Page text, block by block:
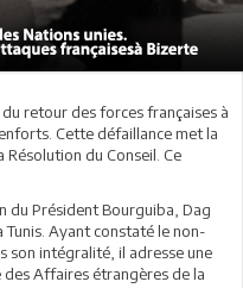
retour des forces françaises à
Cette défaillance met la
du Conseil. Ce
du Président Bourguiba, Dag
Ayant constaté le non-
son intégralité, il adresse une
Affaires étrangères de la